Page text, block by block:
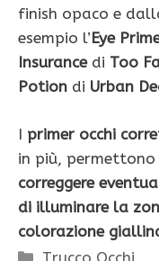
finish opaco e
esempio l’Eye
Insurancedi Too
Potion di Urban
I primer occhi
in più,
correggere
di illuminare la
colorazione
Categorie
Trucco Occhi